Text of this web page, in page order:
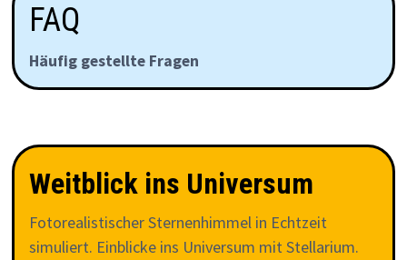
FAQ
Häufig gestellte Fragen
Weitblick ins Universum
Fotorealistischer Sternenhimmel in Echtzeit
simuliert. Einblicke ins Universum mit Stellarium.